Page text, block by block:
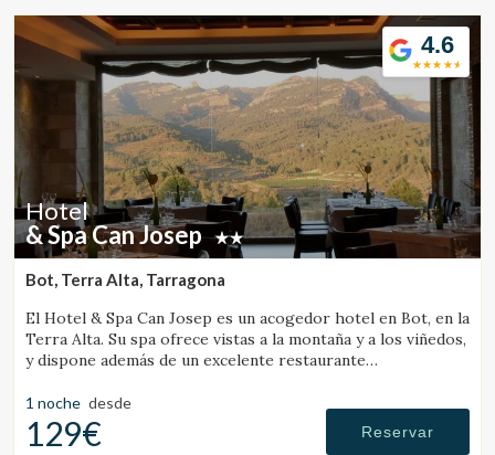
4.6
Hotel
& Spa Can Josep
Bot, Terra Alta, Tarragona
El Hotel & Spa Can Josep es un acogedor hotel en Bot, en la
Terra Alta. Su spa ofrece vistas a la montaña y a los viñedos,
y dispone además de un excelente restaurante
1 noche desde
129€ Reservar